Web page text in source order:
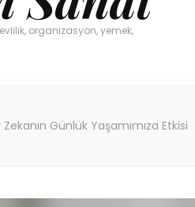
organizasyon, yemek,
Günlük Yaşamımıza Etkisi